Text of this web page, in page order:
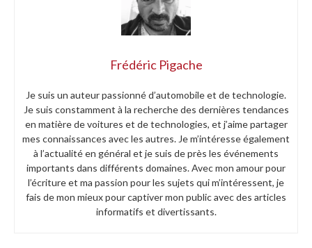
Frédéric Pigache
Je suis un auteur passionné d’automobile et de technologie.
Je suis constamment à la recherche des dernières tendances
en matière de voitures et de technologies, et j’aime partager
mes connaissances avec les autres. Je m’intéresse également
à l’actualité en général et je suis de près les événements
importants dans différents domaines. Avec mon amour pour
l’écriture et ma passion pour les sujets qui m’intéressent, je
fais de mon mieux pour captiver mon public avec des articles
informatifs et divertissants.